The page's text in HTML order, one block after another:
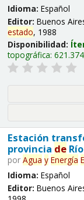
Idioma: Español
Editor: Buenos
estado, 1988
Disponibilidad:
topográfica:
Estación
provincia de
por Agua y Energía
Idioma: Español
Editor: Buenos